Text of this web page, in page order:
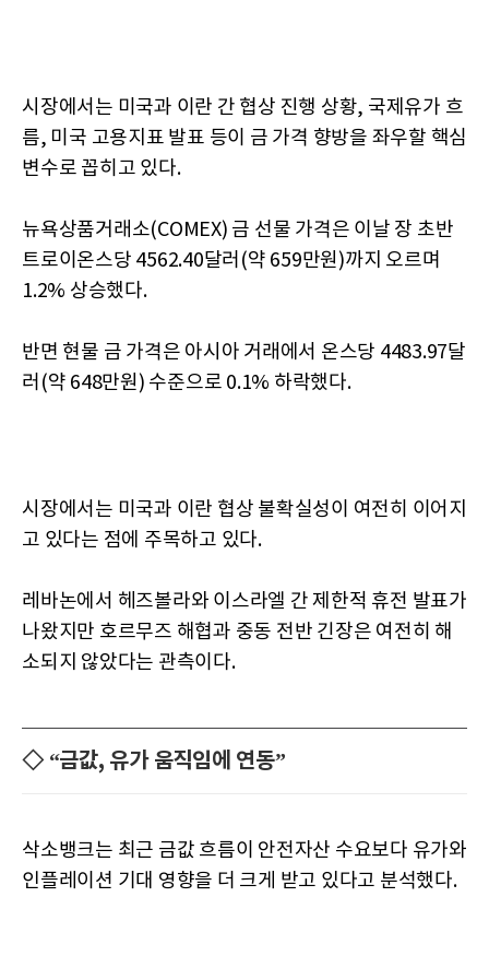
시장에서는 미국과 이란 간 협상 진행 상황, 국제유가 흐
름, 미국 고용지표 발표 등이 금 가격 향방을 좌우할 핵심
변수로 꼽히고 있다.
뉴욕상품거래소(COMEX) 금 선물 가격은 이날 장 초반
트로이온스당 4562.40달러(약 659만원)까지 오르며
1.2% 상승했다.
반면 현물 금 가격은 아시아 거래에서 온스당 4483.97달
러(약 648만원) 수준으로 0.1% 하락했다.
시장에서는 미국과 이란 협상 불확실성이 여전히 이어지
고 있다는 점에 주목하고 있다.
레바논에서 헤즈볼라와 이스라엘 간 제한적 휴전 발표가
나왔지만 호르무즈 해협과 중동 전반 긴장은 여전히 해
소되지 않았다는 관측이다.
◇ “금값, 유가 움직임에 연동”
삭소뱅크는 최근 금값 흐름이 안전자산 수요보다 유가와
인플레이션 기대 영향을 더 크게 받고 있다고 분석했다.